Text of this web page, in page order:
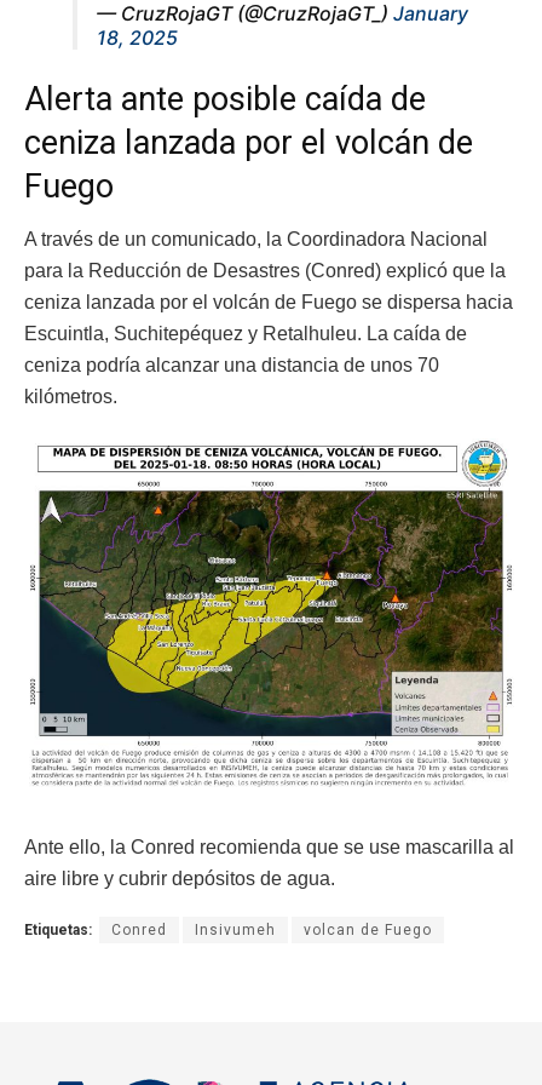
— CruzRojaGT (@CruzRojaGT_) January
18, 2025
Alerta ante posible caída de
ceniza lanzada por el volcán de
Fuego
A través de un comunicado, la Coordinadora Nacional
para la Reducción de Desastres (Conred) explicó que la
ceniza lanzada por el volcán de Fuego se dispersa hacia
Escuintla, Suchitepéquez y Retalhuleu. La caída de
ceniza podría alcanzar una distancia de unos 70
kilómetros.
Ante ello, la Conred recomienda que se use mascarilla al
aire libre y cubrir depósitos de agua.
Etiquetas: Conred Insivumeh volcan de Fuego